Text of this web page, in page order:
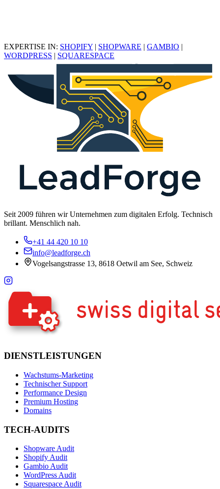
EXPERTISE IN: SHOPIFY | SHOPWARE | GAMBIO |
WORDPRESS | SQUARESPACE
Seit 2009 führen wir Unternehmen zum digitalen Erfolg. Technisch
brillant. Menschlich nah.
+41 44 420 10 10
info@leadforge.ch
Vogelsangstrasse 13, 8618 Oetwil am See, Schweiz
DIENSTLEISTUNGEN
Wachstums-Marketing
Technischer Support
Performance Design
Premium Hosting
Domains
TECH-AUDITS
Shopware Audit
Shopify Audit
Gambio Audit
WordPress Audit
Squarespace Audit